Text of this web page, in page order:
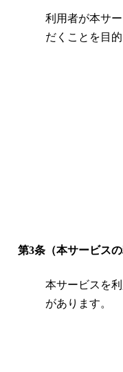
利用者が本サ
だくことを目的
第3条（本サービスの
本サービスを
があります。